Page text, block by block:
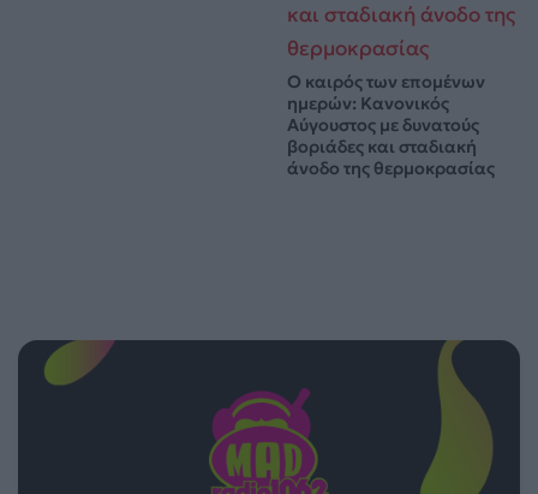
Ο καιρός των επομένων
ημερών: Κανονικός
Αύγουστος με δυνατούς
βοριάδες και σταδιακή
άνοδο της θερμοκρασίας